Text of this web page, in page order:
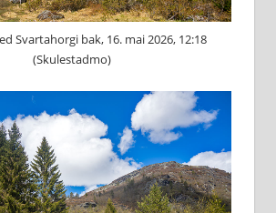
Svartahorgi bak, 16. mai 2026, 12:18
(Skulestadmo)